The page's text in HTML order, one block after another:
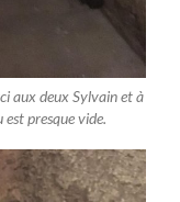
aux deux Sylvain et à
presque vide.